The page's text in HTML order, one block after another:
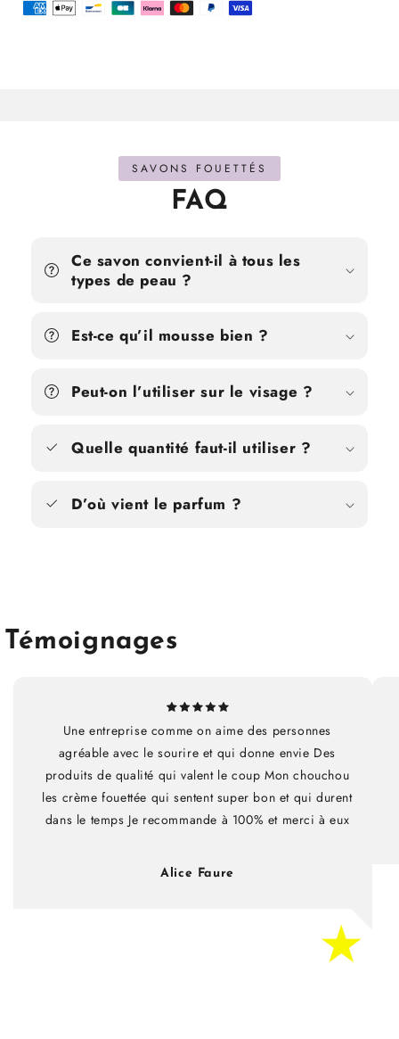
SAVONS FOUETTÉS
FAQ
Ce savon convient-il à tous les
types de peau ?
Est-ce qu’il mousse bien ?
Peut-on l’utiliser sur le visage ?
Quelle quantité faut-il utiliser ?
D’où vient le parfum ?
Témoignages
Une entreprise comme on aime des personnes
agréable avec le sourire et qui donne envie Des
produits de qualité qui valent le coup Mon chouchou
les crème fouettée qui sentent super bon et qui durent
dans le temps Je recommande à 100% et merci à eux
Alice Faure